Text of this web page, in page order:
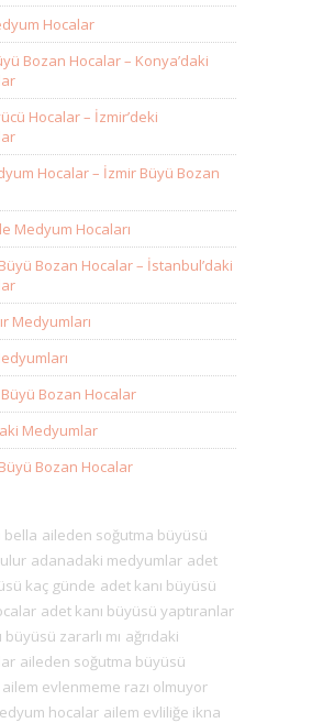
Hocalar
Bozan Hocalar – Konya’daki
Hocalar – İzmir’deki
Hocalar – İzmir Büyü Bozan
Medyum Hocaları
Bozan Hocalar – İstanbul’daki
Medyumları
Bozan Hocalar
Medyumlar
Bozan Hocalar
bella aileden soğutma büyüsü
adanadaki medyumlar adet
kaç günde adet kanı büyüsü
adet kanı büyüsü yaptıranlar
büyüsü zararlı mı ağrıdaki
aileden soğutma büyüsü
ailem evlenmeme razı olmuyor
hocalar ailem evliliğe ikna